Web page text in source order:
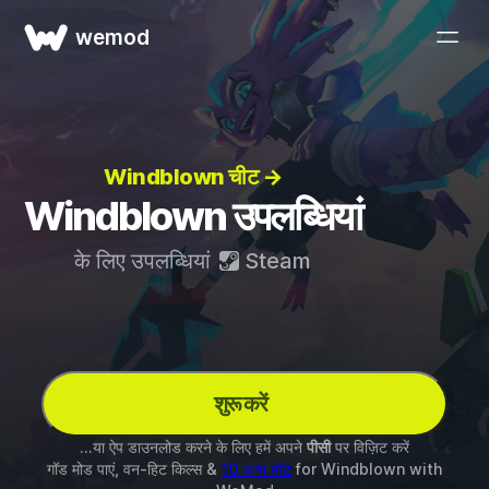
wemod
Windblown चीट →
Windblown उपलब्धियां
के लिए उपलब्धियां Steam
शुरू करें
...या ऐप डाउनलोड करने के लिए हमें अपने पीसीपर विज़िट करें
गॉड मोड पाएं, वन-हिट किल्स & 10 अन्य मॉडfor Windblown with